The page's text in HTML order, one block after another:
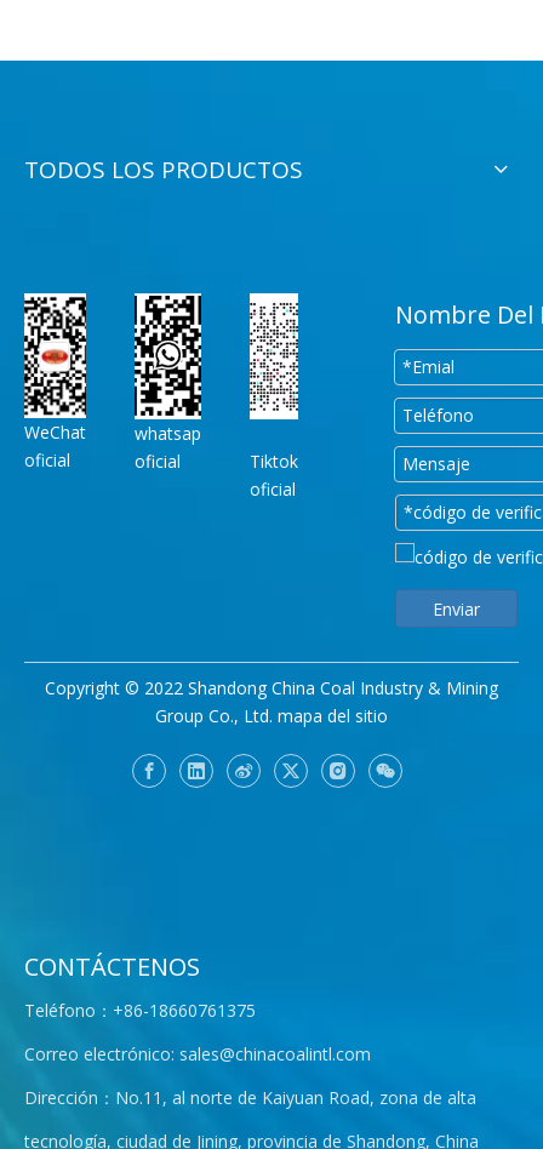
TODOS LOS PRODUCTOS
WeChat
oficial
whatsap
oficial
Tiktok
oficial
Nombre
Enviar
Copyright © 2022 Shandong China Coal Industry & Mining
Group Co., Ltd. mapa del sitio
CONTÁCTENOS
Teléfono：+86-18660761375
Correo electrónico: sales@chinacoalintl.com
Dirección：No.11, al norte de Kaiyuan Road, zona de alta
tecnología, ciudad de Jining, provincia de Shandong, China